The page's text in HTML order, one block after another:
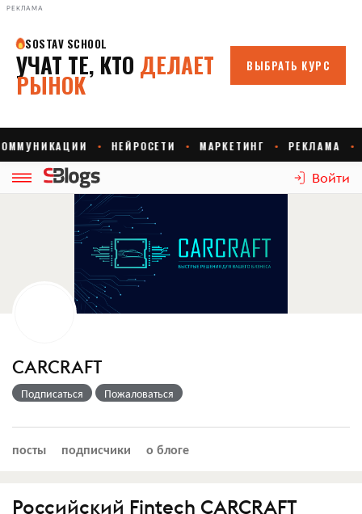
РЕКЛАМА
Войти
CARCRAFT
Подписаться Пожаловаться
посты подписчики о блоге
Российский Fintech CARCRAFT